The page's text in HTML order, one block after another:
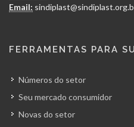
Email:
FERRAMENTAS PARA
Números do setor
Seu mercado consumidor
Novas do setor